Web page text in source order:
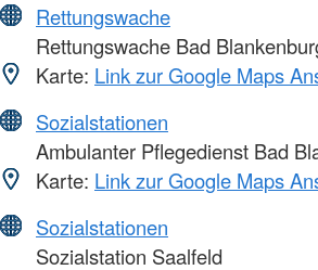
Rettungswache
Rettungswache Bad
Karte: Link zur Google Maps
Sozialstationen
Ambulanter Pflegedienst Bad
Karte: Link zur Google Maps
Sozialstationen
Sozialstation Saalfeld